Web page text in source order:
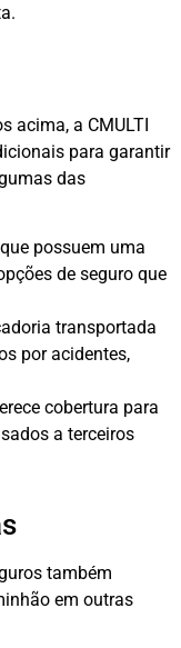
acima, a CMULTI
para garantir
das
possuem uma
de seguro que
transportada
por acidentes,
cobertura para
a terceiros
também
em outras